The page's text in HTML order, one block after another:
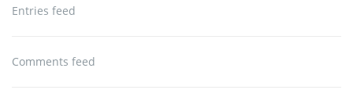
Entries feed
Comments feed